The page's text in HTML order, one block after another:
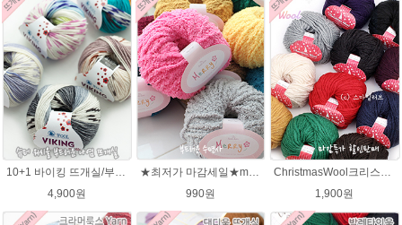
10+1 바이킹 뜨개실/부드러운 나염 아기털실 목도리실 Viking Yarn
4,900원
★최저가 마감세일★merry메리/털실/수면뜨개실/뜨개질실/손뜨개실/목도리털실
990원
ChristmasWool크리스마스울 털실 손뜨개 뜨개질 뜨개실
1,900원